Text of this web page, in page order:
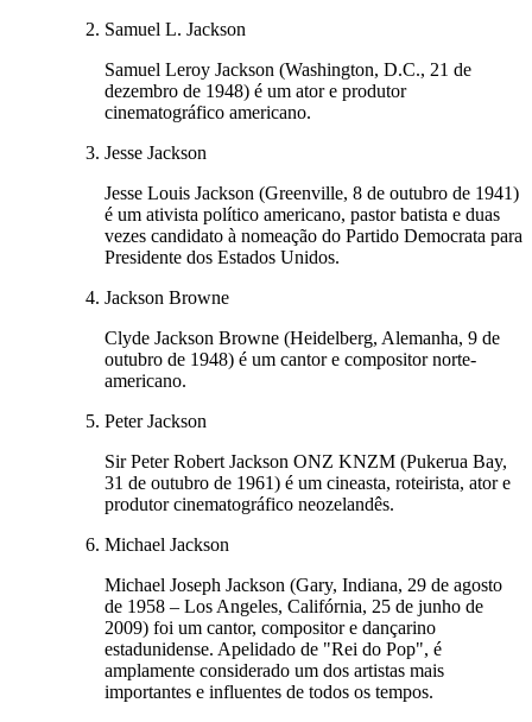
Samuel L. Jackson
Samuel Leroy Jackson (Washington, D.C., 21 de
dezembro de 1948) é um ator e produtor
cinematográfico americano.
Jesse Jackson
Jesse Louis Jackson (Greenville, 8 de outubro de 1941)
é um ativista político americano, pastor batista e duas
vezes candidato à nomeação do Partido Democrata para
Presidente dos Estados Unidos.
Jackson Browne
Clyde Jackson Browne (Heidelberg, Alemanha, 9 de
outubro de 1948) é um cantor e compositor norte-
americano.
Peter Jackson
Sir Peter Robert Jackson ONZ KNZM (Pukerua Bay,
31 de outubro de 1961) é um cineasta, roteirista, ator e
produtor cinematográfico neozelandês.
Michael Jackson
Michael Joseph Jackson (Gary, Indiana, 29 de agosto
de 1958 – Los Angeles, Califórnia, 25 de junho de
2009) foi um cantor, compositor e dançarino
estadunidense. Apelidado de "Rei do Pop", é
amplamente considerado um dos artistas mais
importantes e influentes de todos os tempos.